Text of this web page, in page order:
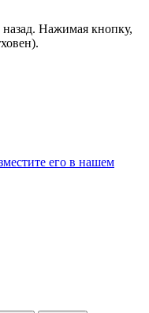
Нажимая кнопку,
его в нашем